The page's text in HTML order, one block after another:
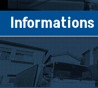
Informations